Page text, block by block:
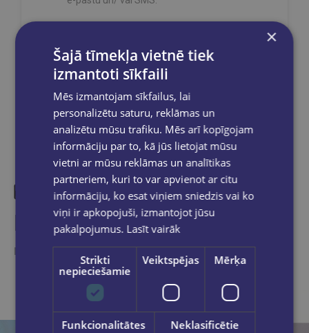
Dalies sociālajos tīklos:
Līdzīgas preces
Ieskaties, varbūt noder
×
Šajā tīmekļa vietnē tiek
izmantoti sīkfaili
Mēs izmantojam sīkfailus, lai
personalizētu saturu, reklāmas un
analizētu mūsu trafiku. Mēs arī kopīgojam
informāciju par to, kā jūs lietojat mūsu
vietni ar mūsu reklāmas un analītikas
partneriem, kuri to var apvienot ar citu
informāciju, ko esat viņiem sniedzis vai ko
viņi ir apkopojuši, izmantojot jūsu
pakalpojumus. Lasīt vairāk
Strikti
nepieciešamie
Veiktspējas Mērķa
Funkcionalitātes Neklasificētie